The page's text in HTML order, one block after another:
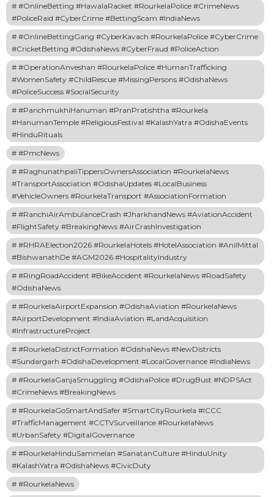
#OnlineBetting #HawalaRacket #RourkelaPolice #CrimeNews
#PoliceRaid #CyberCrime #BettingScam #IndiaNews
#OnlineBettingGang #CyberKavach #RourkelaPolice #CyberCrime
#CricketBetting #OdishaNews #CyberFraud #PoliceAction
#OperationAnveshan #RourkelaPolice #HumanTrafficking
#WomenSafety #ChildRescue #MissingPersons #OdishaNews
#PoliceSuccess #SocialSecurity
#PanchmukhiHanuman #PranPratishtha #Rourkela
#HanumanTemple #ReligiousFestival #KalashYatra #OdishaEvents
#HinduRituals
#PmcNews
#RaghunathpaliTippersOwnersAssociation #RourkelaNews
#TransportAssociation #OdishaUpdates #LocalBusiness
#VehicleOwners #RourkelaTransport #AssociationFormation
#RanchiAirAmbulanceCrash #JharkhandNews #AviationAccident
#FlightSafety #BreakingNews #AirCrashInvestigation
#RHRAElection2026 #RourkelaHotels #HotelAssociation #AnilMittal
#BishwanathDe #AGM2026 #HospitalityIndustry
#RingRoadAccident #BikeAccident #RourkelaNews #RoadSafety
#OdishaNews
#RourkelaAirportExpansion #OdishaAviation #RourkelaNews
#AirportDevelopment #IndiaAviation #LandAcquisition
#InfrastructureProject
#RourkelaDistrictFormation #OdishaNews #NewDistricts
#Sundargarh #OdishaDevelopment #LocalGovernance #IndiaNews
#RourkelaGanjaSmuggling #OdishaPolice #DrugBust #NDPSAct
#CrimeNews #BreakingNews
#RourkelaGoSmartAndSafer #SmartCityRourkela #ICCC
#TrafficManagement #CCTVSurveillance #RourkelaNews
#UrbanSafety #DigitalGovernance
#RourkelaHinduSammelan #SanatanCulture #HinduUnity
#KalashYatra #OdishaNews #CivicDuty
#RourkelaNews